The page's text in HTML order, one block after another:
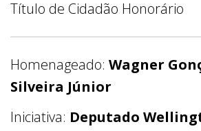
Título de Cidadão Honorário
Homenageado: Wagner
Silveira Júnior
Iniciativa: Deputado